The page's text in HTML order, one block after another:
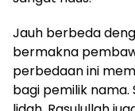
Jauh berbeda
bermakna
perbedaan ini
bagi pemilik nama.